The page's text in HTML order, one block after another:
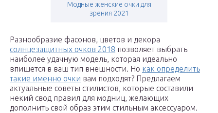
Модные женские очки для
зрения 2021
Разнообразие фасонов, цветов и декора
солнцезащитных очков 2018 позволяет выбрать
наиболее удачную модель, которая идеально
впишется в ваш тип внешности. Но как определить
такие именно очки вам подходят? Предлагаем
актуальные советы стилистов, которые составили
некий свод правил для модниц, желающих
дополнить свой образ этим стильным аксессуаром.